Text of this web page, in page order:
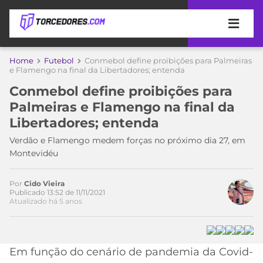
APOSTAS
DE
APOSTA
MELHORES
SITES
DE
APOSTAS
2026
BETBOOM
COPA
DO
MUNDO
TIMES
MEU
TIME
PALMEIRAS
CAMPEONATOS
SÉRIE
ESPORTIVA
Home Futebol
Conmebol define proibições para Palmeiras
e Flamengo na final da Libertadores; entenda
Conmebol define proibições para
Palmeiras e Flamengo na final da
Libertadores; entenda
Verdão e Flamengo medem forças no próximo dia 27, em
Montevidéu
Acesse o perfil do autor
no Twitter
Por Cido Vieira
Publicado 13:52 de 11/11/2021
Atualizado há 5 anos
Em função do cenário de pandemia da Covid-